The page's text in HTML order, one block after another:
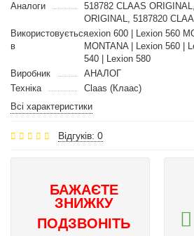
Аналоги
518782 CLAAS
ORIGINAL, 5187820
Використовується
в
Lexion 600 | Lexion 560
MONTANA | Lexion 560 |
540 | Lexion 580
Виробник
АНАЛОГ
Техніка
Claas (Клаас)
Всі характеристики
Відгуків: 0
БАЖАЄТЕ
ЗНИЖКУ
ПОДЗВОНІТЬ